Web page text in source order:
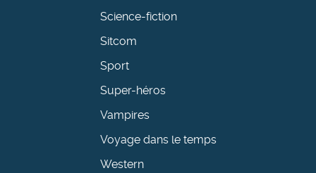
Science-fiction
Sitcom
Sport
Super-héros
Vampires
Voyage dans le temps
Western